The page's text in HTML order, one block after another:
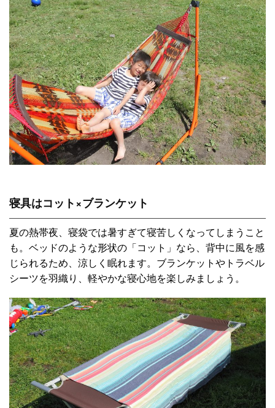
寝具はコット×ブランケット
夏の熱帯夜、寝袋では暑すぎて寝苦しくなってしまうこと
も。ベッドのような形状の「コット」なら、背中に風を感
じられるため、涼しく眠れます。ブランケットやトラベル
シーツを羽織り、軽やかな寝心地を楽しみましょう。